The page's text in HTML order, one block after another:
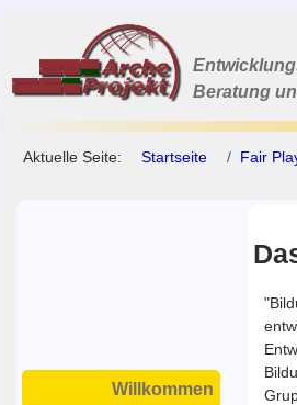
Beratung
Aktuelle Seite: Startseite Fair
Willkommen